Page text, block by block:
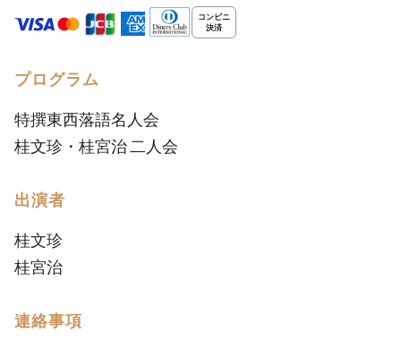
プログラム
特撰東西落語名人会
桂文珍・桂宮治 二人会
出演者
桂文珍
桂宮治
連絡事項